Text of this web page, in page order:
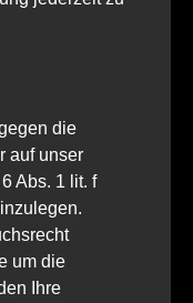
die
auf unser
Abs. 1 lit. f
um die
Ihre